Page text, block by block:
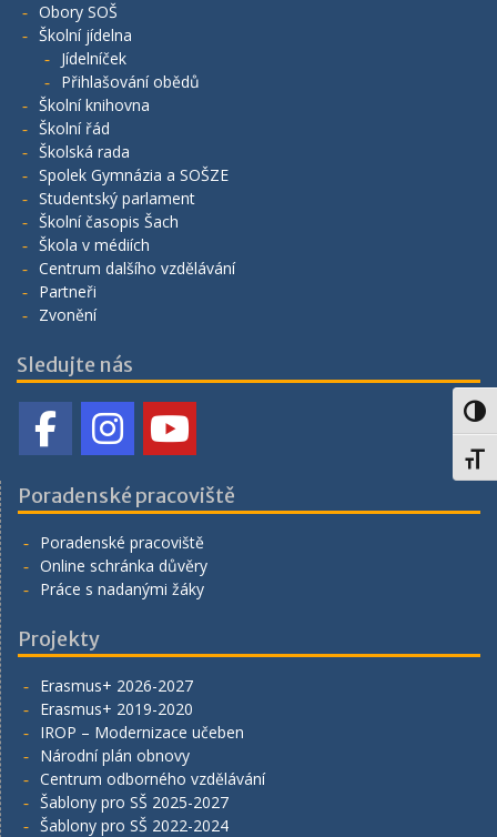
Obory SOŠ
Školní jídelna
Jídelníček
Přihlašování obědů
Školní knihovna
Školní řád
Školská rada
Spolek Gymnázia a SOŠZE
Studentský parlament
Školní časopis Šach
Škola v médiích
Centrum dalšího vzdělávání
Partneři
Zvonění
Sledujte nás
Poradenské pracoviště
Poradenské pracoviště
Online schránka důvěry
Práce s nadanými žáky
Projekty
Erasmus+ 2026-2027
Erasmus+ 2019-2020
IROP – Modernizace učeben
Národní plán obnovy
Centrum odborného vzdělávání
Šablony pro SŠ 2025-2027
Šablony pro SŠ 2022-2024